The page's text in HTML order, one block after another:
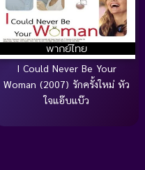
พากย์ไทย
I Could Never Be Your
Woman (2007) รักครั้งใหม่ หัว
ใจแอ๊บแบ๊ว